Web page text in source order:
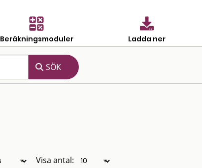
Beräkningsmoduler Ladda ner
Visa antal: